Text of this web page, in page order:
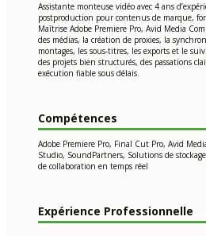
Assistante monteuse vidéo avec 4 ans
postproduction pour contenus de marque,
Maîtrise Adobe Premiere Pro, Avid Media
des médias, la création de proxies, la
montages, les sous-titres, les exports et le
des projets bien structurés, des passations
exécution fiable sous délais.
Compétences
Adobe Premiere Pro, Final Cut Pro, Avid
Studio, SoundPartners, Solutions de
de collaboration en temps réel
Expérience Professionnelle